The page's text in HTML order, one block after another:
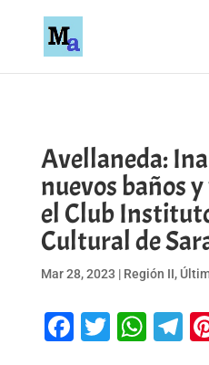
Avellaneda:
nuevos baños
el Club
Cultural de
Mar 28, 2023 | Región II,
Facebook
Twitter